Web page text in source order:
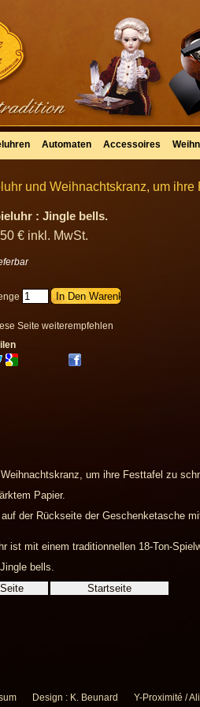
Automaten Accessoires
und Weihnachtskranz, um ihre
: Jingle bells.
€ inkl. MwSt.
Seite weiterempfehlen
um ihre Festtafel zu
Papier.
der Rückseite der Geschenketasche
ist mit einem traditionnellen 18-Ton-
bells.
Design : K. Beunard Y-Proximité /